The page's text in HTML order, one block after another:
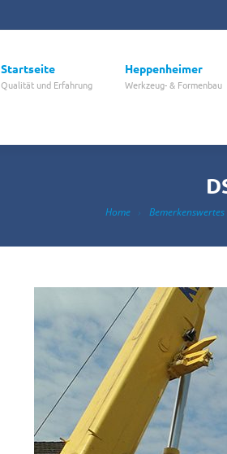
Startseite
Qualität und Erfahrung
Heppenheimer
Werkzeug- & Formenbau
Home Bemerkenswertes